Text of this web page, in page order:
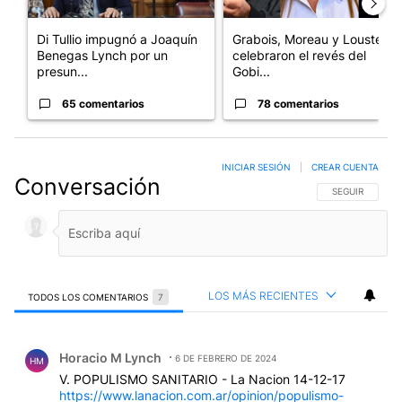
Di Tullio impugnó a Joaquín
Benegas Lynch por un
presun...
65 comentarios
Grabois, Moreau y Lousteau
celebraron el revés del
Gobi...
78 comentarios
Conversación SIGA ESTA
SEGUIR
INICIAR SESIÓN CREAR CUENTA
TODOS LOS COMENTARIOS 7 LOS MÁS RECIENTES
HM Horacio M Lynch 6 DE FEBRERO DE 2024
V. POPULISMO SANITARIO - La Nacion 14-12-17
https://www.lanacion.com.ar/opinion/populismo-